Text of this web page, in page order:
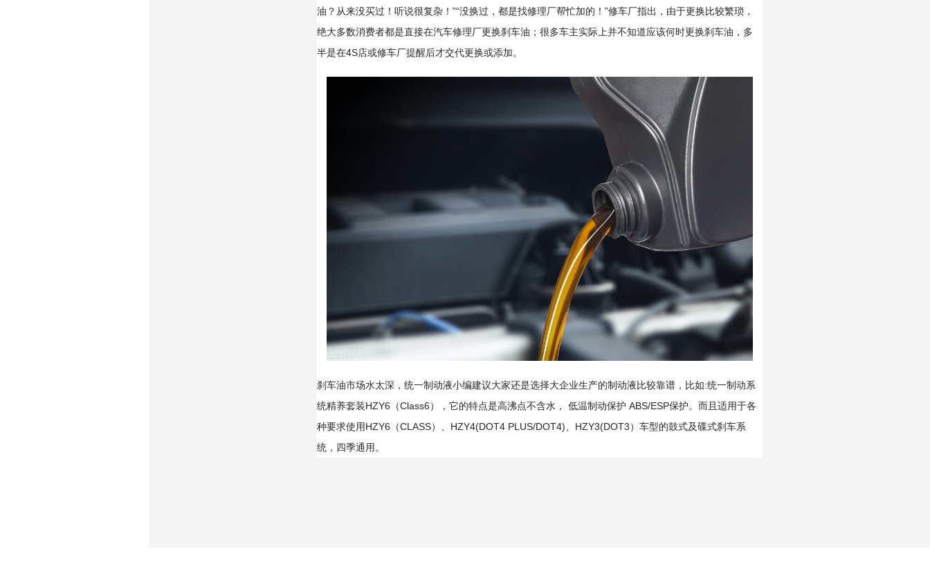
油？从来没买过！听说很复杂！”“没换过，都是找修理厂帮忙加的！”修车厂指出，由于更换比较繁琐，
绝大多数消费者都是直接在汽车修理厂更换刹车油；很多车主实际上并不知道应该何时更换刹车油，多
半是在4S店或修车厂提醒后才交代更换或添加。
刹车油市场水太深，统一制动液小编建议大家还是选择大企业生产的制动液比较靠谱，比如:统一制动系
统精养套装HZY6（Class6），它的特点是高沸点不含水， 低温制动保护 ABS/ESP保护。而且适用于各
种要求使用HZY6（CLASS）、HZY4(DOT4 PLUS/DOT4)、HZY3(DOT3）车型的鼓式及碟式刹车系
统，四季通用。